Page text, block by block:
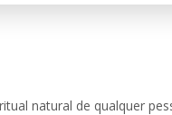
natural de qualquer